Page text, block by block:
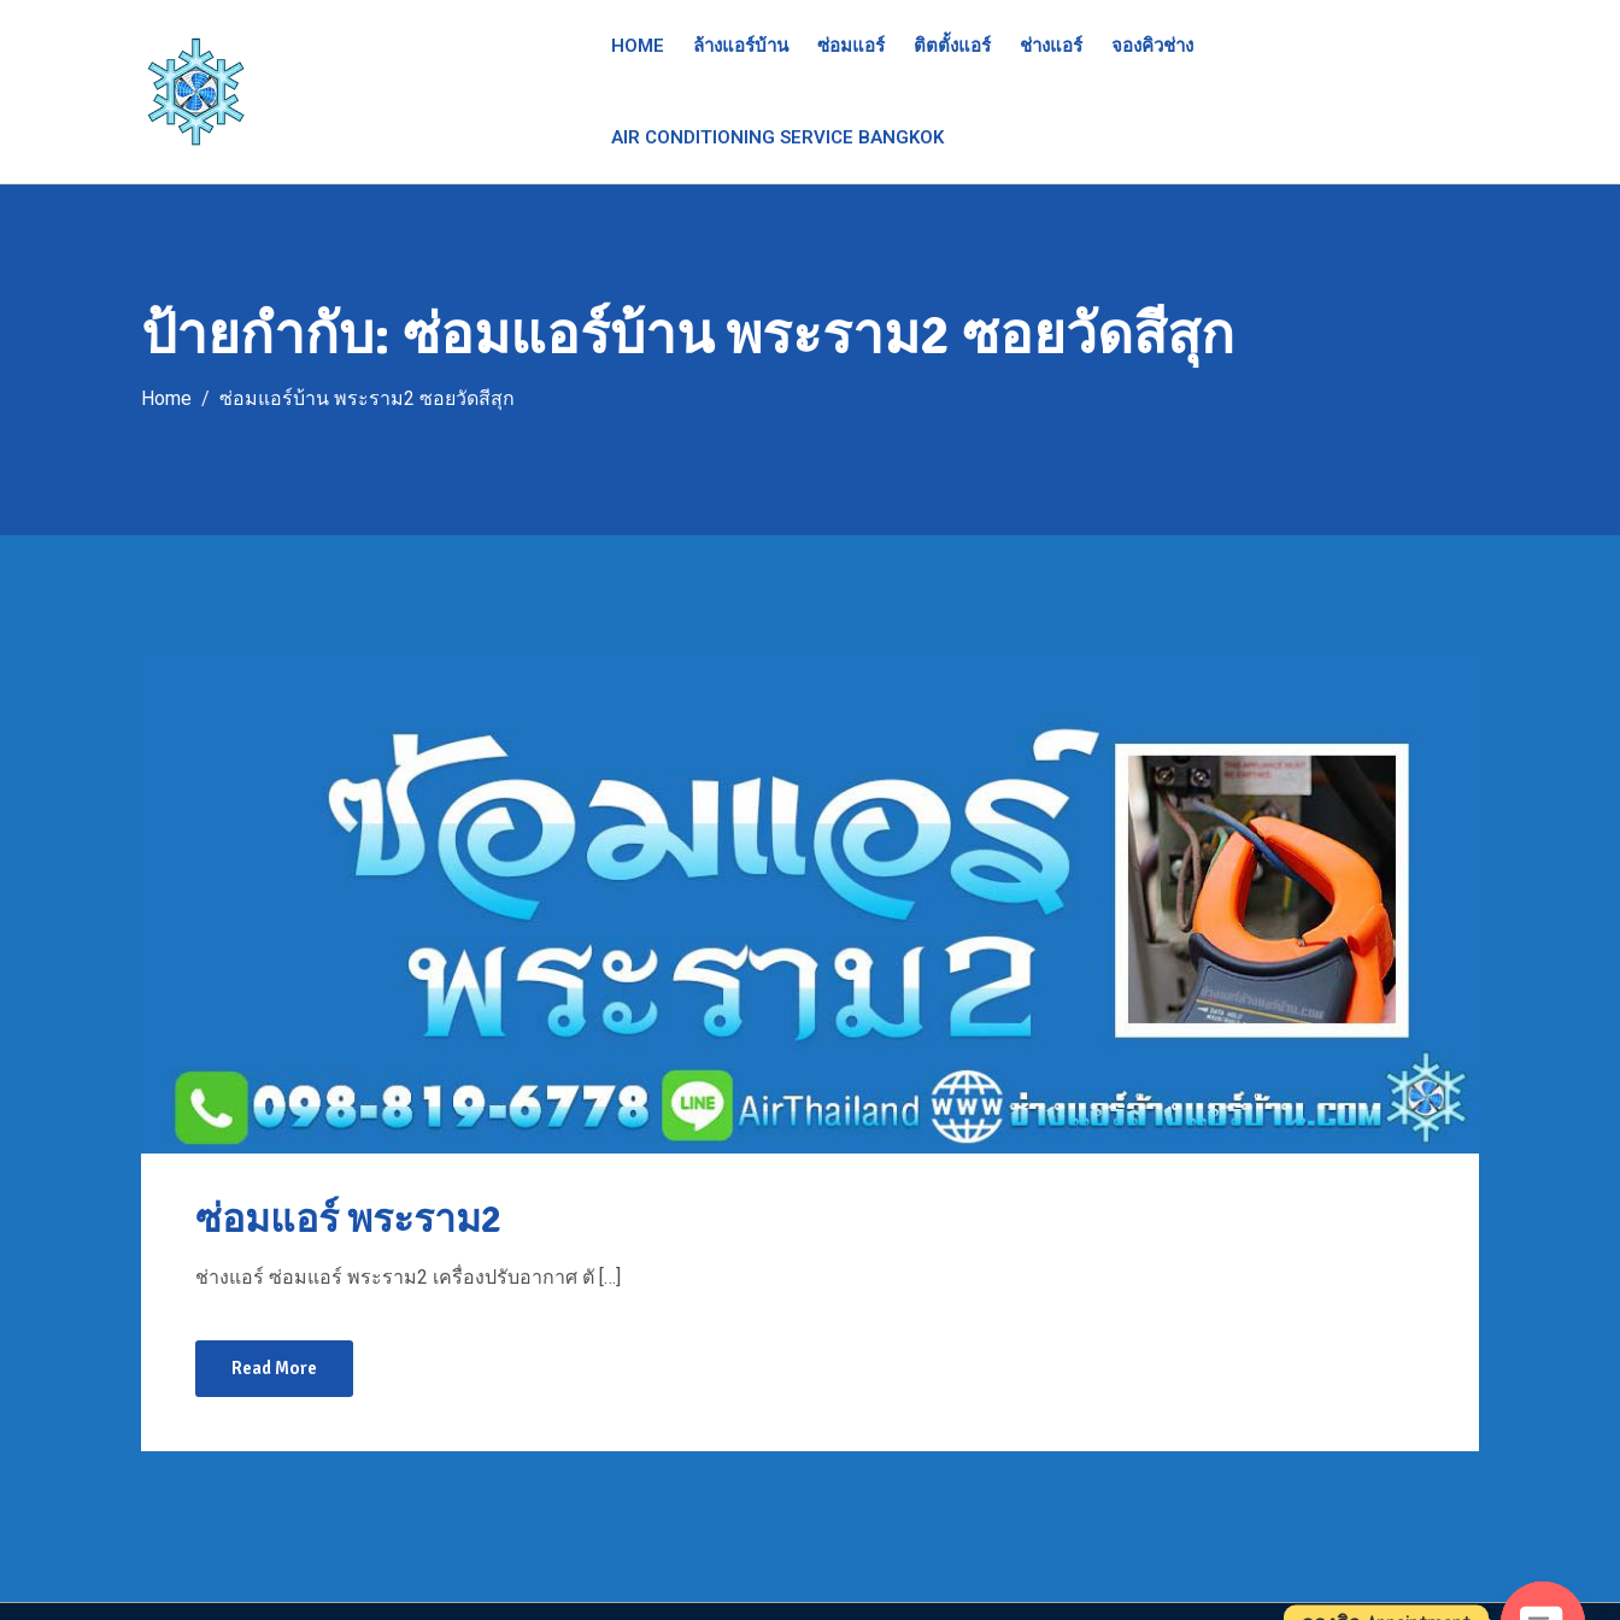
HOME ล้างแอร์บ้าน ซ่อมแอร์ ติตตั้งแอร์ ช่างแอร์ จองคิวช่าง
AIR CONDITIONING SERVICE BANGKOK
ป้ายกำกับ: ซ่อมแอร์บ้าน พระราม2 ซอยวัดสีสุก
Home ซ่อมแอร์บ้าน พระราม2 ซอยวัดสีสุก
ซ่อมแอร์ พระราม2
ช่างแอร์ ซ่อมแอร์ พระราม2 เครื่องปรับอากาศ ตั […]
Read More